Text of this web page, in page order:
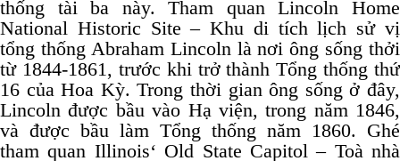
thống tài ba này. Tham quan Lincoln Home
National Historic Site – Khu di tích lịch sử vị
tổng thống Abraham Lincoln là nơi ông sống thởi
từ 1844-1861, trước khi trở thành Tổng thống thứ
16 của Hoa Kỳ. Trong thời gian ông sống ở đây,
Lincoln được bầu vào Hạ viện, trong năm 1846,
và được bầu làm Tổng thống năm 1860. Ghé
tham quan Illinois‘ Old State Capitol – Toà nhà